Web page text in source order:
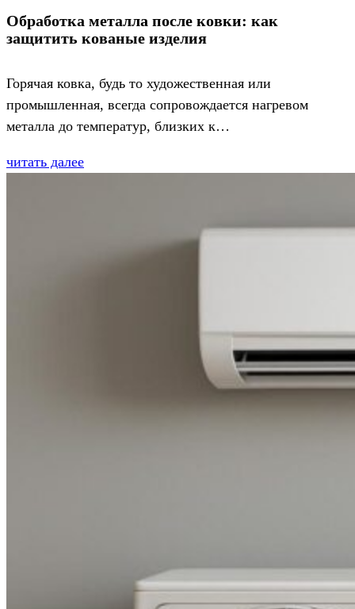
Обработка металла после ковки: как
защитить кованые изделия
Горячая ковка, будь то художественная или
промышленная, всегда сопровождается нагревом
металла до температур, близких к…
читать далее